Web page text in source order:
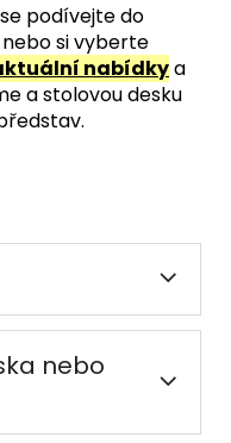
podívejte do
nebo si vyberte
nabídkya
a stolovou desku
nebo